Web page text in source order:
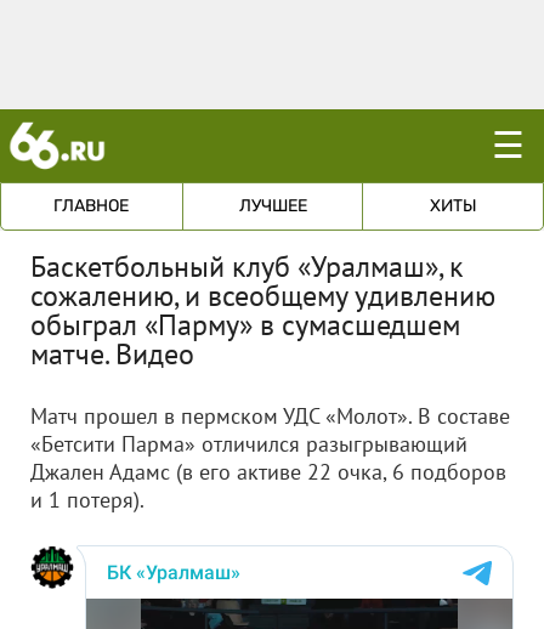
☰
ГЛАВНОЕ ЛУЧШЕЕ ХИТЫ
Баскетбольный клуб «Уралмаш», к
сожалению, и всеобщему удивлению
обыграл «Парму» в сумасшедшем
матче. Видео
Матч прошел в пермском УДС «Молот». В составе
«Бетсити Парма» отличился разыгрывающий
Джален Адамс (в его активе 22 очка, 6 подборов
и 1 потеря).